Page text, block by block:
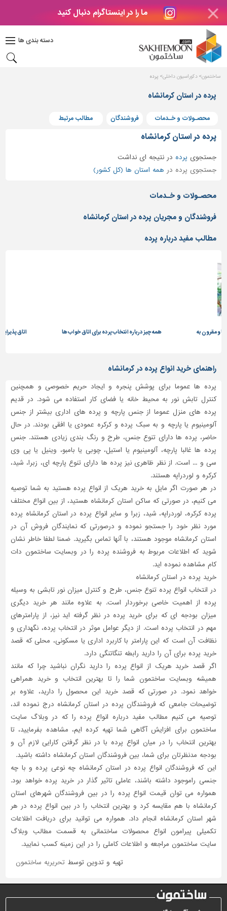
ما را در اینستاگرام دنبال کنید
دسته بندی ها
دکوراسیون
بتن
های
بتنی
و
پنجره
ساختمانی
نرده
و
حفاظ
کفپوش
سازی
و
نما
ساخت
و
ساز
تاسیسات
ساختمان
شهرسازی،
ترافیک
و
سازه
سایر
ساختمون دکوراسیون داخلی پرده
پرده در استان کرمانشاه
محصـولات و خـدمات فروشندگان مطالب مرتبط
پرده در استان کرمانشاه
جستجوی پرده درنتیجه ای نداشت
جستجوی پرده در همه استان ها (کل کشور)
محصـولات و خـدمات
فروشندگان و مجریان پرده در استان کرمانشاه
مطالب مفید درباره پرده
و مقرون به همه چیز درباره انتخاب پرده برای اتاق خواب ها اتاق
راهنمای خرید انواع پرده در کرمانشاه
پرده ها عموما برای پوشش پنجره و ایجاد حریم خصوصی و همچنین
کنترل تابش نور به محیط خانه یا فضای کار استفاده می شود. در قدیم
پرده های منزل عموما از جنس پارچه و پرده های اداری بیشتر از جنس
آلومینیوم یا پارچه و به سبک پرده و کرکره عمودی یا افقی بودند. در حال
حاضر، پرده ها دارای تنوع جنس، طرح و رنگ بندی زیادی هستند. جنس
پرده ها غالبا پارچه، آلومینیوم یا استیل، چوبی یا بامبو، وینیل یا پی وی
سی و ... است. از نظر ظاهری نیز پرده ها دارای تنوع پارچه ای، زبرا، شید،
کرکره و لوردراپه هستند.
در هر صورت اگر مایل به خرید هریک از انواع پرده هستید به شما توصیه
می کنیم، در صورتی که ساکن استان کرمانشاه هستید، از بین انواع مختلف
پرده کرکره، لوردراپه، شید، زبرا و سایر انواع پرده در استان کرمانشاه پرده
مورد نظر خود را جستجو نموده و درصورتی که نمایندگان فروش آن در
استان کرمانشاه موجود هستند، با آنها تماس بگیرید. ضمنا لطفا خاطر نشان
شوید که اطلاعات مربوط به فروشنده پرده را در وبسایت ساختمون دات
کام مشاهده نموده اید.
خرید پرده در استان کرمانشاه
در انتخاب انواع پرده تنوع جنس، طرح و کنترل میزان نور تابشی به وسیله
پرده از اهمیت خاصی برخوردار است. به علاوه مانند هر خرید دیگری
میزان بودجه ای که برای خرید پرده در نظر گرفته اید نیز، از پارامترهای
مهم در انتخاب پرده است. از دیگر عوامل موثر در انتخاب پرده، نگهداری و
نظافت آن است که این پارامتر با کاربرد اداری یا مسکونی، محلی که قصد
خرید پرده برای آن را دارید رابطه تنگاتنگی دارد.
اگر قصد خرید هریک از انواع پرده را دارید نگران نباشید چرا که مانند
همیشه وبسایت ساختمون شما را تا بهترین انتخاب و خرید همراهی
خواهد نمود. در صورتی که قصد خرید این محصول را دارید، علاوه بر
توضیحات جامعی که فروشندگان پرده در استان کرمانشاه درج نموده اند،
توصیه می کنیم مطالب مفید درباره انواع پرده را که در وبلاگ سایت
ساختمون برای افزایش آگاهی شما تهیه کرده ایم، مشاهده بفرمایید، تا
بهترین انتخاب را در میان انواع پرده با در نظر گرفتن کارایی لازم آن و
بودجه مدنظرتان برای شما، بین فروشندگان استان کرمانشاه داشته باشید.
این که فروشندگان انواع پرده در استان کرمانشاه چه نوعی پرده و با چه
جنسی راموجود داشته باشند، عاملی تاثیر گذار در خرید پرده خواهد بود.
همواره می توان قیمت انواع پرده را در بین فروشندگان شهرهای استان
کرمانشاه با هم مقایسه کرد و بهترین انتخاب را در بین انواع پرده در هر
شهر استان کرمانشاه انجام داد. همواره می توانید برای دریافت اطلاعات
تکمیلی پیرامون انواع محصولات ساختمانی به قسمت مطالب وبلاگ
سایت ساختمون مراجعه و اطلاعات کاملی را در این زمینه کسب نمایید.
تهیه و تدوین توسط تحریریه ساختمون